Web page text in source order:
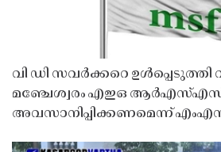
വി ഡി സവർക്കറെ ഉൾപ്പെടുത്തി
മഞ്ചേശ്വരം എഇഒ ആർഎസ്എസ്
അവസാനിപ്പിക്കണമെന്ന്